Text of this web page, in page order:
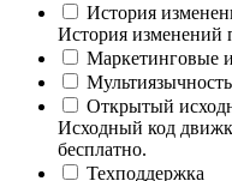
История
История изменений
Маркетинговые
Мультиязычность
Открытый
Исходный код
бесплатно.
Техподдержка